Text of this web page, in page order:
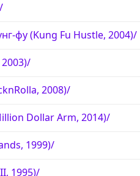
фу (Kung Fu Hustle, 2004)/
2008)/
Dollar Arm, 2014)/
1999)/
1995)/